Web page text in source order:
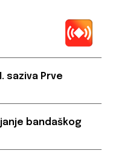
saziva Prve
bandaškog